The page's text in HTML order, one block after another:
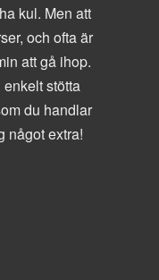
kul. Men att
och ofta är
att gå ihop.
stötta
du handlar
något extra!